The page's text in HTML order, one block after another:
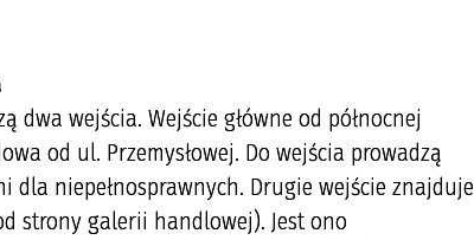
dwa wejścia. Wejście główne od północnej
od ul. Przemysłowej. Do wejścia prowadzą
dla niepełnosprawnych. Drugie wejście znajduje
strony galerii handlowej). Jest ono